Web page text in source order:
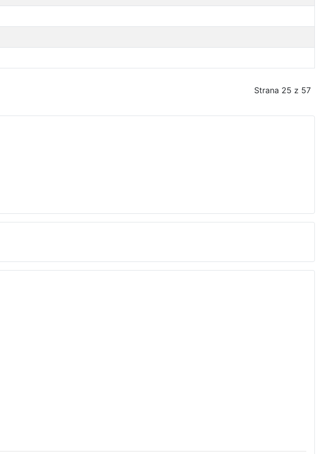
Strana 25 z 57